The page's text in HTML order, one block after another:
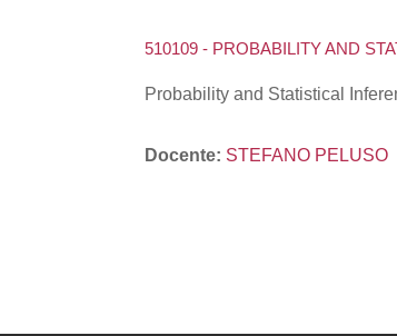
510109 - PROBABILITY AND
Probability and Statistical
Docente: STEFANO PELUSO